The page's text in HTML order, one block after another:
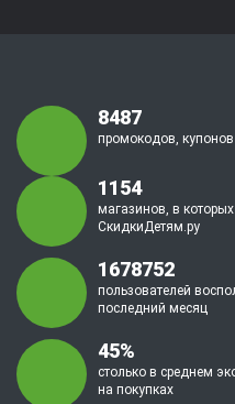
8487
промокодов,
1154
магазинов, в
СкидкиДетям.ру
1678752
пользователей
последний месяц
45%
столько в среднем
на покупках